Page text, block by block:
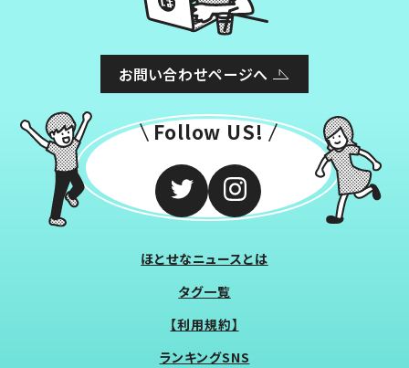
お問い合わせページへ
Follow US!
ほとせなニュースとは
タグ一覧
【利用規約】
ランキングSNS